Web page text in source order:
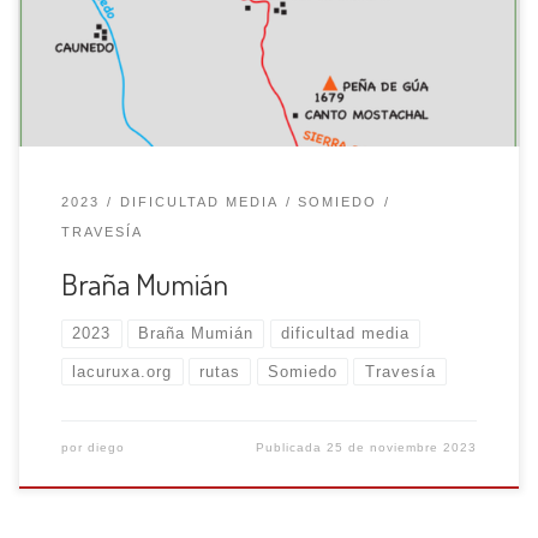
nos lleva al núcleo rural de Llamardal, aquí, al llegar a una
curva pronunciada hacia la derecha, seguimos al […]
2023 DIFICULTAD MEDIA SOMIEDO
TRAVESÍA
Braña Mumián
2023 Braña Mumián dificultad media
lacuruxa.org rutas Somiedo Travesía
por diego Publicada25 de noviembre 2023